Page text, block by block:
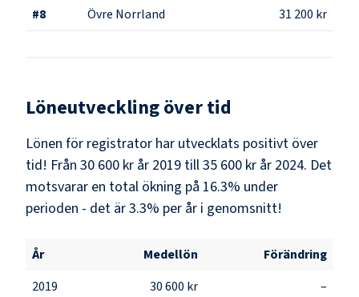
#8 Övre Norrland 31 200 kr
Löneutveckling över tid
Lönen för registrator har utvecklats positivt över
tid! Från 30 600 kr år 2019 till 35 600 kr år 2024. Det
motsvarar en total ökning på 16.3% under
perioden - det är 3.3% per år i genomsnitt!
År Medellön
Förändring
2019
30 600 kr
–